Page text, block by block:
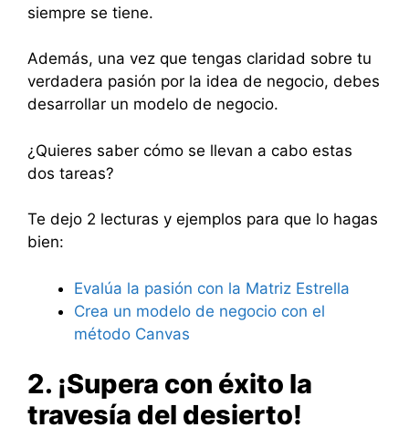
siempre se tiene.
Además, una vez que tengas claridad sobre tu
verdadera pasión por la idea de negocio, debes
desarrollar un modelo de negocio.
¿Quieres saber cómo se llevan a cabo estas
dos tareas?
Te dejo 2 lecturas y ejemplos para que lo hagas
bien:
Evalúa la pasión con la Matriz Estrella
Crea un modelo de negocio con el
método Canvas
2. ¡Supera con éxito la
travesía del desierto!